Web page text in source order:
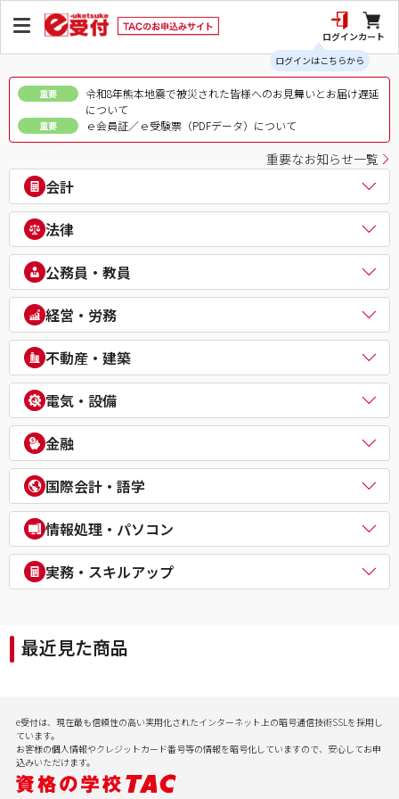
ログイン
ログインはこちらから
カート
重要
令和8年熊本地震で被災された皆様へのお見舞いとお届け遅延
について
重要 ｅ会員証／ｅ受験票（PDFデータ）について
重要なお知らせ一覧
会計
公認会計士
税理士
簿記検定（日商・全経上級）
ビジネス会計検定®
建設業経理士検定
IPO実務検定
財務報告実務検定
経理・財務スキル検定（FASS）
簿記チャンピオン大会
法律
司法書士
行政書士
弁理士
通関士
ビジネス実務法務検定試験®
知的財産管理技能検定®
公務員・教員
公務員（地方上級・市役所・国家一般職）
理系公務員（技術職）
公務員（心理系）
警察官・消防官
公務員（国家総合職）
公務員（外交官 (外務省専門職)）
公務員（経験者採用・氷河期採用）
教員採用試験
教員資格認定試験
経営・労務
社会保険労務士
衛生管理者
中小企業診断士
ビジネスマネジャー検定試験®
統計検定®/ビジネス数学検定・数学検定・算数検定
企業経営アドバイザー
ＤＸ経営アドバイザー
経営承継アドバイザー
事業再生士補
不動産・建築
不動産鑑定士
宅地建物取引士
建築士
１級建築施工管理技士
マンション管理士／管理業務主任者
賃貸不動産経営管理士
１級土木施工管理技士
電気・設備
電気主任技術者（電験二種／三種）
電気工事士
危険物取扱者
消防設備士
１級電気工事施工管理技士
第三種冷凍機械責任者
二級ボイラー技士
金融
FP（ファイナンシャルプランナー）
証券アナリスト
CFA®
証券外務員
プライベートバンカー(PB)
DCプランナー
貸金業務取扱主任者
国際会計・語学
米国公認会計士（USCPA）
米国税理士（EA）
米国公認管理会計士（USCMA）
公認内部監査人（CIA）
TOEIC® L&R TEST対策講座
情報処理・パソコン
情報処理
パソコンスクール（パソコンビジネススキル・MOS・VBA・Jav
実務・スキルアップ
病院経営実務
社会保険労務士実務
記憶力（アクティブ・ブレイン）
会計実務
最近見た商品
e受付は、現在最も信頼性の高い実用化されたインターネット上の暗号通信技術SSLを採用し
ています。
お客様の個人情報やクレジットカード番号等の情報を暗号化していますので、安心してお申
込みいただけます。